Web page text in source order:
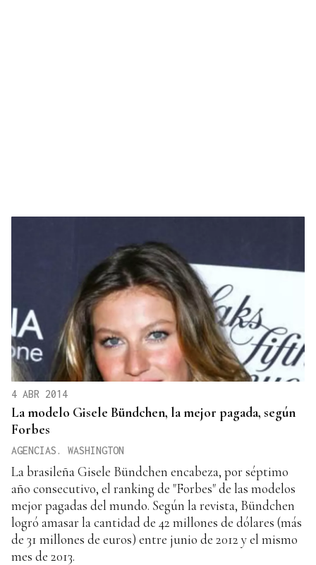
4 ABR 2014
La modelo Gisele Bündchen, la mejor pagada, según
Forbes
AGENCIAS. WASHINGTON
La brasileña Gisele Bündchen encabeza, por séptimo
año consecutivo, el ranking de "Forbes" de las modelos
mejor pagadas del mundo. Según la revista, Bündchen
logró amasar la cantidad de 42 millones de dólares (más
de 31 millones de euros) entre junio de 2012 y el mismo
mes de 2013.